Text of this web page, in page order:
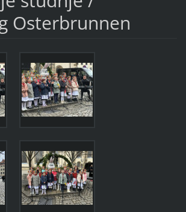
Osterbrunnen